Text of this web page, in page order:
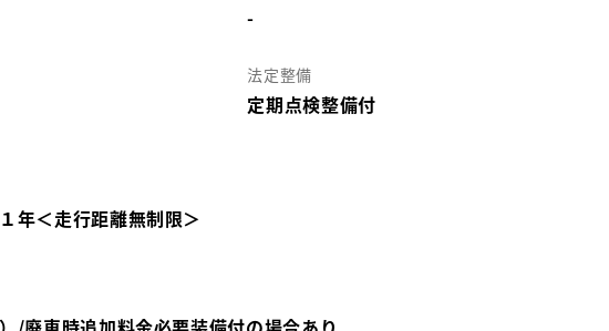
-
法定整備
定期点検整備付
年＜走行距離無制限＞